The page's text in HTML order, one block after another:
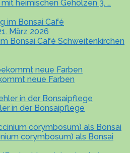
heimischen Gehölzen 3. …
Bonsai Café Schweitenkirchen
neue Farben
in der Bonsaipflege
corymbosum) als Bonsai